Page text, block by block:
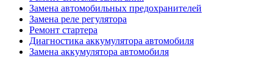
Замена автомобильных предохранителей
Замена реле регулятора
Ремонт стартера
Диагностика аккумулятора автомобиля
Замена аккумулятора автомобиля